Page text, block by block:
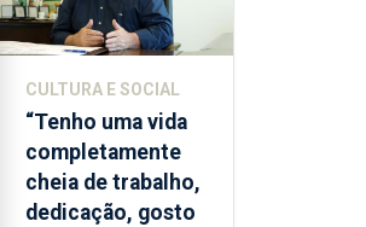
CULTURA E SOCIAL
“Tenho uma vida
completamente
cheia de trabalho,
dedicação, gosto